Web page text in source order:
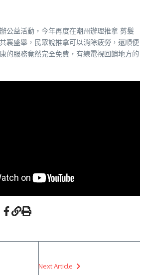
公益活動，今年再度在潮州辦理推拿 剪髮
襄盛舉，民眾說推拿可以消除疲勞，還順便
的服務竟然完全免費，有線電視回饋地方的
Next Article